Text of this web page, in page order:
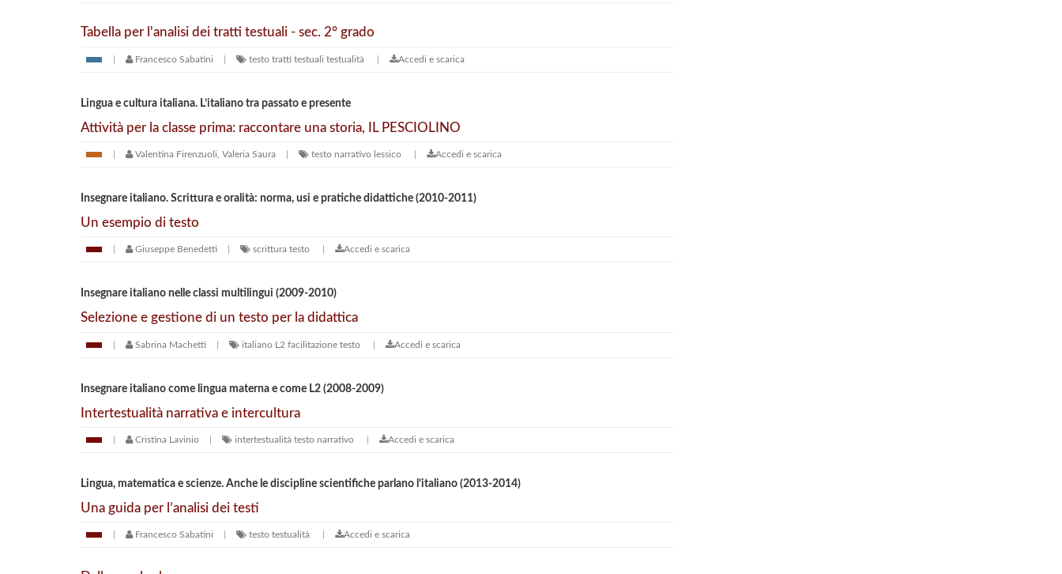
Tabella per l'analisi dei tratti testuali - sec. 2° grado
Francesco Sabatini testo tratti testuali testualità Accedi e scarica
Lingua e cultura italiana. L’italiano tra passato e presente
Attività per la classe prima: raccontare una storia, IL PESCIOLINO
Valentina Firenzuoli, Valeria Saura testo narrativo lessico Accedi e scarica
Insegnare italiano. Scrittura e oralità: norma, usi e pratiche didattiche (2010-2011)
Un esempio di testo
Giuseppe Benedetti scrittura testo Accedi e scarica
Insegnare italiano nelle classi multilingui (2009-2010)
Selezione e gestione di un testo per la didattica
Sabrina Machetti italiano L2 facilitazione testo Accedi e scarica
Insegnare italiano come lingua materna e come L2 (2008-2009)
Intertestualità narrativa e intercultura
Cristina Lavinio intertestualità testo narrativo Accedi e scarica
Lingua, matematica e scienze. Anche le discipline scientifiche parlano l’italiano (2013-2014)
Una guida per l’analisi dei testi
Francesco Sabatini testo testualità Accedi e scarica